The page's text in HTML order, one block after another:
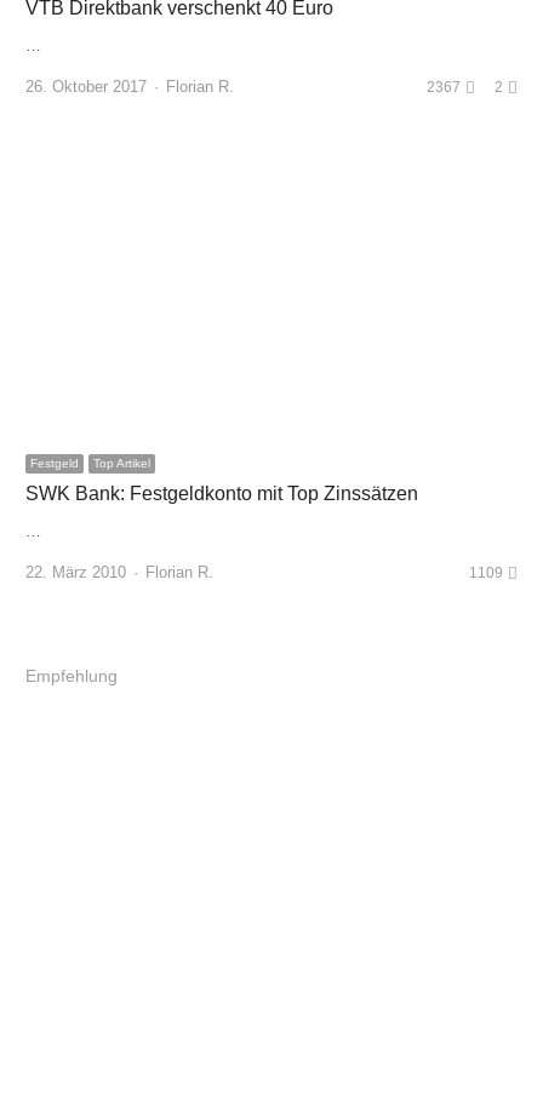
VTB Direktbank verschenkt 40 Euro
26. Oktober 2017 Author
Florian R. 2367 2
Festgeld Top Artikel
SWK Bank: Festgeldkonto mit Top Zinssätzen
…
22. März 2010 Author
Florian R. 1109
Empfehlung